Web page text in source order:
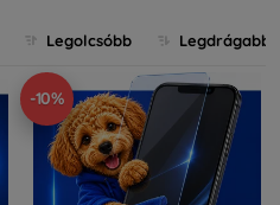
Legolcsóbb Legdrágabb
-10%